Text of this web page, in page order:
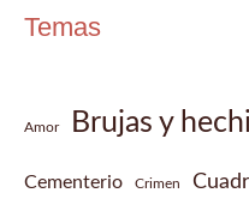
Temas
Amor Brujas y
Cementerio Crimen